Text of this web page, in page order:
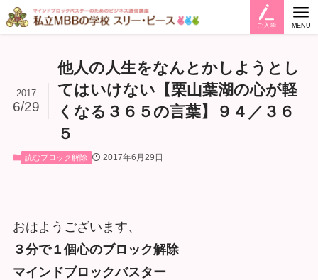
ご入学 MENU
他人の人生をなんとかしようとし
てはいけない【栗山葉湖の心が軽
くなる３６５の言葉】９４／３６
５
2017
6/29
読むブロック解除 2017年6月29日
おはようございます、
３分で１個心のブロック解除
マインドブロックバスター